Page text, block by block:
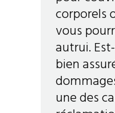
corporels
vous
autrui.
bien
une des